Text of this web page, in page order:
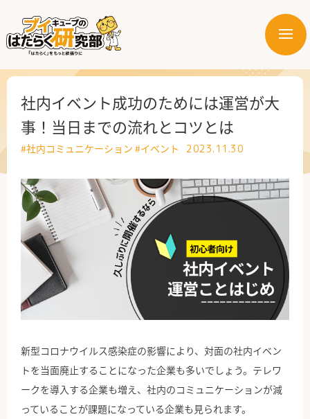
メ
ー
はたらく部署
はたらく課題
公式X
社内イベント成功のためには運営が大
事！当日までの流れとコツとは
#社内コミュニケーション #イベント 2023.11.30
新型コロナウイルス感染症の影響により、対面の社内イベン
トを当面廃止することになった企業も多いでしょう。テレワ
ークを導入する企業も増え、社内のコミュニケーションが減
っていることが課題になっている企業も見られます。